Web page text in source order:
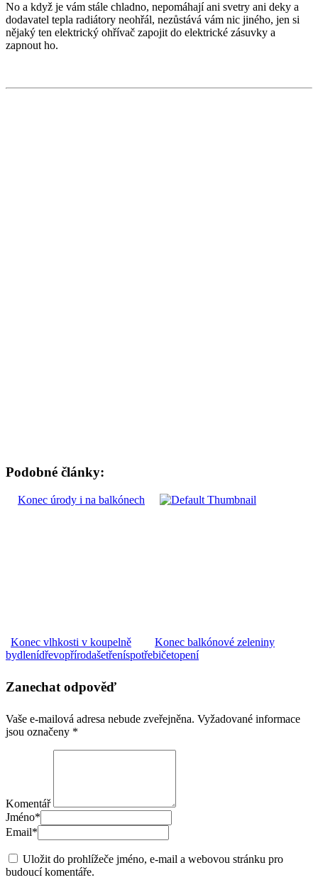
No a když je vám stále chladno, nepomáhají ani svetry ani deky a
dodavatel tepla radiátory neohřál, nezůstává vám nic jiného, jen si
nějaký ten elektrický ohřívač zapojit do elektrické zásuvky a
zapnout ho.
Podobné články:
Konec úrody i na balkónech
Konec vlhkosti v koupelně
Konec balkónové zeleniny
bydlenídřevopřírodašetřeníspotřebičetopení
Zanechat odpověď
Vaše e-mailová adresa nebude zveřejněna. Vyžadované informace
jsou označeny *
Komentář
Jméno*
Email*
Uložit do prohlížeče jméno, e-mail a webovou stránku pro
budoucí komentáře.